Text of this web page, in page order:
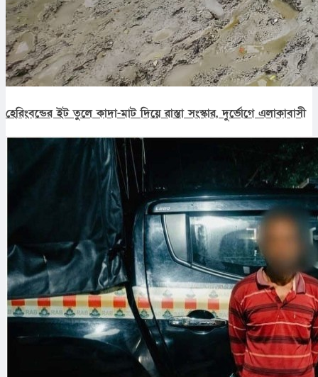
হেরিংবন্ডের ইট তুলে কাদা-মাট দিয়ে রাস্তা সংস্কার, দুর্ভোগে এলাকাবাসী